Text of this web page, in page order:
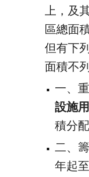
上，及
區總面
但有下
面積不
一、
設施
積分
二、
年起